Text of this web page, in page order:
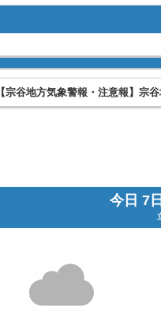
【宗谷地方気象警報・注意報】宗
今日 7